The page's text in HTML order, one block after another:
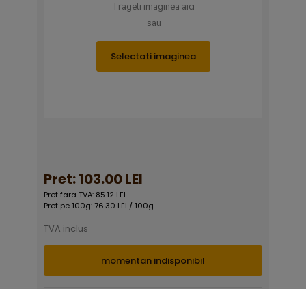
Trageti imaginea aici
sau
Pret:103.00 LEI
Pret fara TVA: 85.12 LEI
Pret pe 100g: 76.30 LEI / 100g
TVA inclus
momentan indisponibil